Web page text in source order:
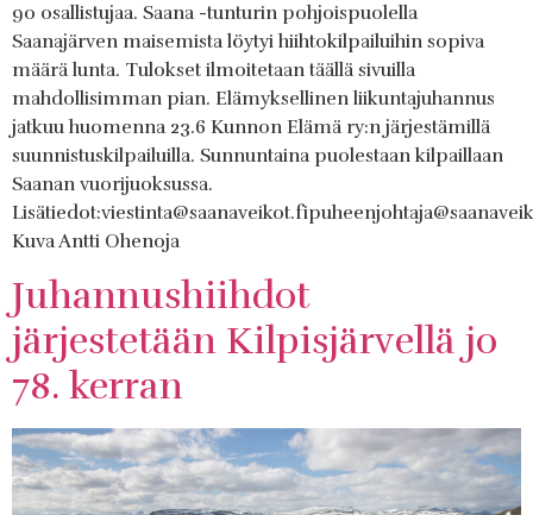
90 osallistujaa. Saana -tunturin pohjoispuolella
Saanajärven maisemista löytyi hiihtokilpailuihin sopiva
määrä lunta. Tulokset ilmoitetaan täällä sivuilla
mahdollisimman pian. Elämyksellinen liikuntajuhannus
jatkuu huomenna 23.6 Kunnon Elämä ry:n järjestämillä
suunnistuskilpailuilla. Sunnuntaina puolestaan kilpaillaan
Saanan vuorijuoksussa.
Kuva Antti Ohenoja
Juhannushiihdot
järjestetään Kilpisjärvellä jo
78. kerran